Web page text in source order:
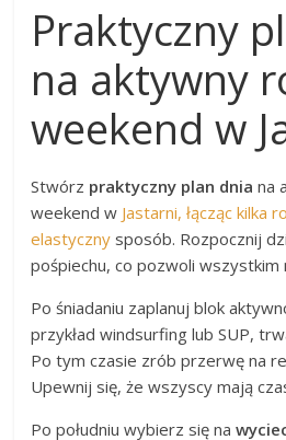
Praktyczny
na aktywny
weekend w
Stwórz praktyczny plan dnia na
weekend w Jastarni, łącząc kilka
elastyczny sposób. Rozpocznij
pośpiechu, co pozwoli wszystkim
Po śniadaniu zaplanuj blok
przykład windsurfing lub SUP,
Po tym czasie zrób przerwę na
Upewnij się, że wszyscy mają
Po południu wybierz się na